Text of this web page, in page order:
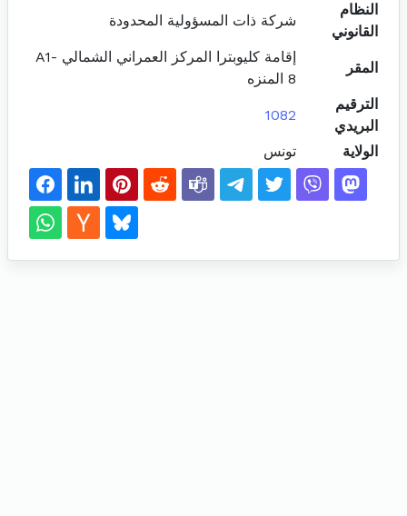
النظام
القانوني
شركة ذات المسؤولية المحدودة
المقر
إقامة كليوبترا المركز العمراني الشمالي A1-
8 المنزه
الترقيم
البريدي
1082
الولاية تونس